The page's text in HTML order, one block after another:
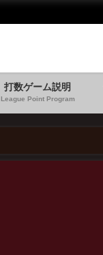
打数ゲーム説明
League Point Program